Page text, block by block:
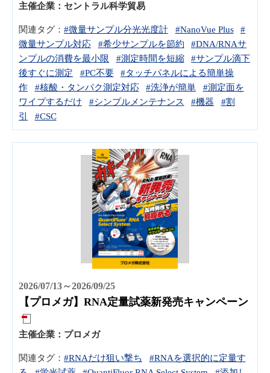
主催企業： セントラル科学貿易
関連タグ： #微量サンプル分光光度計 #NanoVue Plus
#
微量サンプル対応
#希少サンプルを節約
#DNA/RNAサ
ンプルの消費を最小限
#測定時間を短縮
#サンプル滴下
後すぐに測定
#PC不要
#タッチパネルによる簡単操
作
#核酸・タンパク測定対応 #洗浄が簡単
#測定面を
ワイプするだけ
#シンプルメンテナンス #機器
#割
引
#CSC
2026/07/13～2026/09/25
【プロメガ】RNA定量試薬新発売キャンペーン
主催企業： プロメガ
関連タグ： #RNAだけ狙い撃ち
#RNAを選択的に定量す